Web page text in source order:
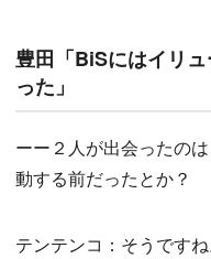
豊田「BiSにはイリ
った」
ーー２人が出会ったの
動する前だったとか？
テンテンコ：そうです